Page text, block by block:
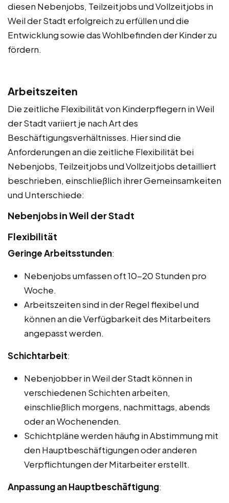
diesen Nebenjobs, Teilzeitjobs und Vollzeitjobs in
Weil der Stadt erfolgreich zu erfüllen und die
Entwicklung sowie das Wohlbefinden der Kinder zu
fördern.
Arbeitszeiten
Die zeitliche Flexibilität von Kinderpflegern in Weil
der Stadt variiert je nach Art des
Beschäftigungsverhältnisses. Hier sind die
Anforderungen an die zeitliche Flexibilität bei
Nebenjobs, Teilzeitjobs und Vollzeitjobs detailliert
beschrieben, einschließlich ihrer Gemeinsamkeiten
und Unterschiede:
Nebenjobs in Weil der Stadt
Flexibilität
Geringe Arbeitsstunden:
Nebenjobs umfassen oft 10-20 Stunden pro
Woche.
Arbeitszeiten sind in der Regel flexibel und
können an die Verfügbarkeit des Mitarbeiters
angepasst werden.
Schichtarbeit:
Nebenjobber in Weil der Stadt können in
verschiedenen Schichten arbeiten,
einschließlich morgens, nachmittags, abends
oder an Wochenenden.
Schichtpläne werden häufig in Abstimmung mit
den Hauptbeschäftigungen oder anderen
Verpflichtungen der Mitarbeiter erstellt.
Anpassung an Hauptbeschäftigung: